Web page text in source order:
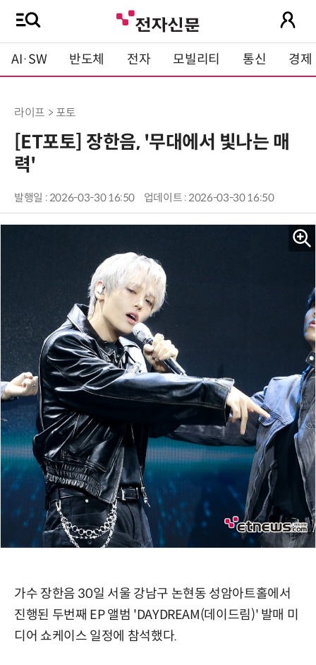
AI·SW 반도체 전자 모빌리티 통신 경제
라이프 > 포토
[ET포토] 장한음, '무대에서 빛나는 매
력'
발행일 : 2026-03-30 16:50 업데이트 : 2026-03-30 16:50
가수 장한음 30일 서울 강남구 논현동 성암아트홀에서
진행된 두번째 EP 앨범 'DAYDREAM(데이드림)' 발매 미
디어 쇼케이스 일정에 참석했다.